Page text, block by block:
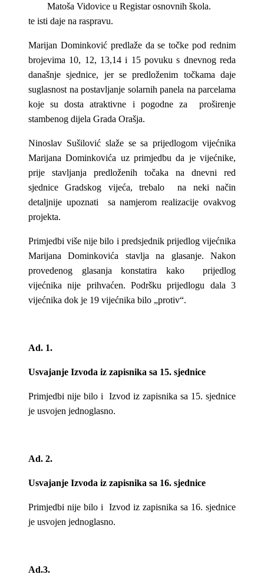
Matoša Vidovice u Registar osnovnih škola.
te isti daje na raspravu.
Marijan Dominković predlaže da se točke pod rednim
brojevima 10, 12, 13,14 i 15 povuku s dnevnog reda
današnje sjednice, jer se predloženim točkama daje
suglasnost na postavljanje solarnih panela na parcelama
koje su dosta atraktivne i pogodne za proširenje
stambenog dijela Grada Orašja.
Ninoslav Sušilović slaže se sa prijedlogom vijećnika
Marijana Dominkovića uz primjedbu da je vijećnike,
prije stavljanja predloženih točaka na dnevni red
sjednice Gradskog vijeća, trebalo na neki način
detaljnije upoznati sa namjerom realizacije ovakvog
projekta.
Primjedbi više nije bilo i predsjednik prijedlog vijećnika
Marijana Dominkovića stavlja na glasanje. Nakon
provedenog glasanja konstatira kako prijedlog
vijećnika nije prihvaćen. Podršku prijedlogu dala 3
vijećnika dok je 19 vijećnika bilo „protiv“.
Ad. 1.
Usvajanje Izvoda iz zapisnika sa 15. sjednice
Primjedbi nije bilo i Izvod iz zapisnika sa 15. sjednice
je usvojen jednoglasno.
Ad. 2.
Usvajanje Izvoda iz zapisnika sa 16. sjednice
Primjedbi nije bilo i Izvod iz zapisnika sa 16. sjednice
je usvojen jednoglasno.
Ad.3.